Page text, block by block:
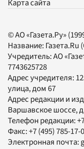
Карта сайта
© АО «Газета.Ру»
Название: Газета.Ru
Учредитель:АО
7743625728
Адрес учредителя:
улица, дом 67
Адрес редакции и
Варшавское шоссе,
Телефон редакции:
Факс:+7 (495) 785-17-
Электронная почта: